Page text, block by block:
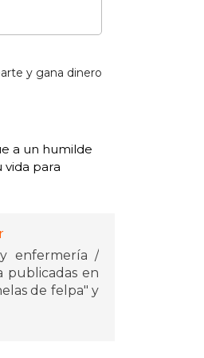
y gana dinero
a un humilde
vida para
y enfermería /
publicadas en
de felpa" y